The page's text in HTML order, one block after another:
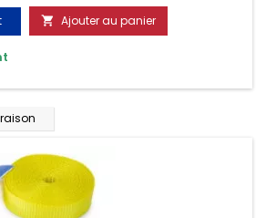
le transport. Matière polyester
et aux variations de températures,
 Ajouter au panier